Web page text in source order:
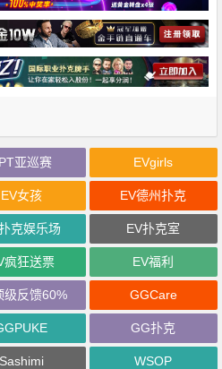
亚巡赛 EVgirls
EV女孩 EV德州扑克
克娱乐场 EV扑克室
疯狂送票 EV福利
级反馈60% GGCare
GG扑克
Sashimi WSOP